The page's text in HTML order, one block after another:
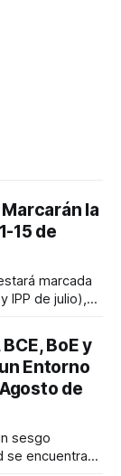
la
15 de
marcada
IPP de julio),
del Reino
sentimiento
BoE y
Entorno
de
sesgo
se encuentra